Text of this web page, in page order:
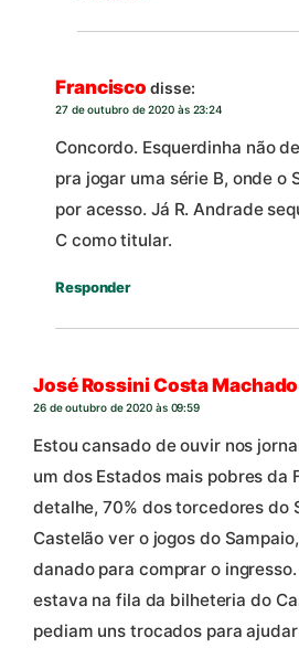
Francisco disse:
27 de outubro de 2020 às 23:24
Concordo. Esquerdinha não
pra jogar uma série B, onde o
por acesso. Já R. Andrade
C como titular.
Responder
José Rossini Costa Machado
26 de outubro de 2020 às 09:59
Estou cansado de ouvir nos
um dos Estados mais pobres da
detalhe, 70% dos torcedores do
Castelão ver o jogos do
danado para comprar o
estava na fila da bilheteria do
pediam uns trocados para